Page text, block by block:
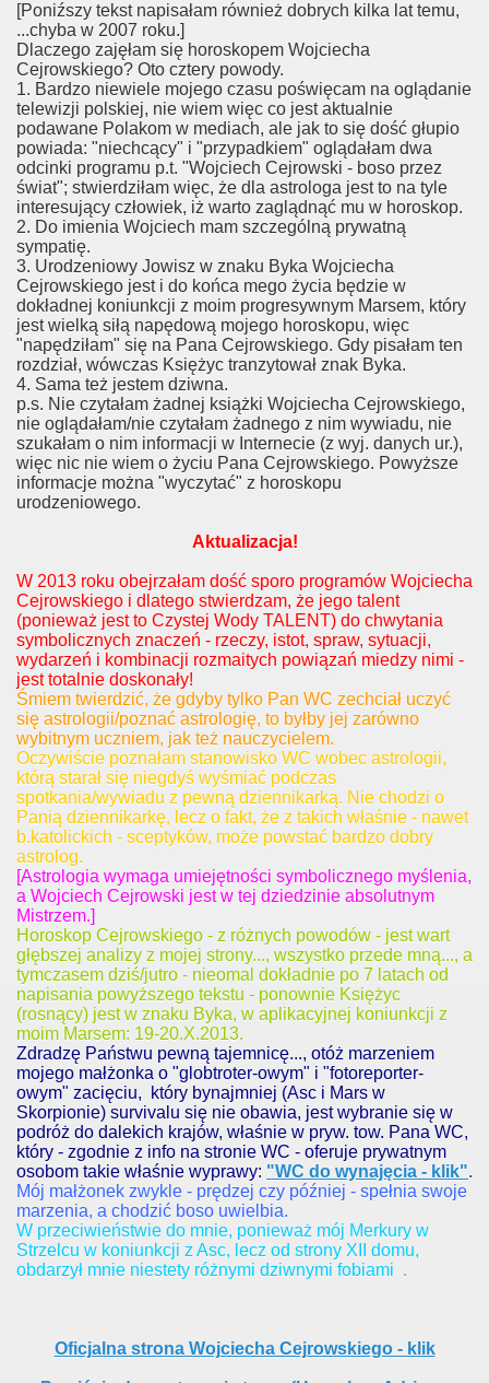
[Poniźszy tekst napisałam również dobrych kilka lat temu,
...chyba w 2007 roku.]
Dlaczego zajęłam się horoskopem Wojciecha
Cejrowskiego? Oto cztery powody.
1. Bardzo niewiele mojego czasu poświęcam na oglądanie
telewizji polskiej, nie wiem więc co jest aktualnie
podawane Polakom w mediach, ale jak to się dość głupio
powiada: "niechcący" i "przypadkiem" oglądałam dwa
odcinki programu p.t. "Wojciech Cejrowski - boso przez
świat"; stwierdziłam więc, że dla astrologa jest to na tyle
interesujący człowiek, iż warto zaglądnąć mu w horoskop.
2. Do imienia Wojciech mam szczególną prywatną
sympatię.
3. Urodzeniowy Jowisz w znaku Byka Wojciecha
Cejrowskiego jest i do końca mego życia będzie w
dokładnej koniunkcji z moim progresywnym Marsem, który
jest wielką siłą napędową mojego horoskopu, więc
"napędziłam" się na Pana Cejrowskiego. Gdy pisałam ten
rozdział, wówczas Księżyc tranzytował znak Byka.
4. Sama też jestem dziwna.
p.s. Nie czytałam żadnej książki Wojciecha Cejrowskiego,
nie oglądałam/nie czytałam żadnego z nim wywiadu, nie
szukałam o nim informacji w Internecie (z wyj. danych ur.),
więc nic nie wiem o życiu Pana Cejrowskiego. Powyższe
informacje można "wyczytać" z horoskopu
urodzeniowego.
Aktualizacja!
W 2013 roku obejrzałam dość sporo programów Wojciecha
Cejrowskiego i dlatego stwierdzam, że jego talent
(ponieważ jest to Czystej Wody TALENT) do chwytania
symbolicznych znaczeń - rzeczy, istot, spraw, sytuacji,
wydarzeń i kombinacji rozmaitych powiązań miedzy nimi -
jest totalnie doskonały!
Śmiem twierdzić, że gdyby tylko Pan WC zechciał uczyć
się astrologii/poznać astrologię, to byłby jej zarówno
wybitnym uczniem, jak też nauczycielem.
Oczywiście poznałam stanowisko WC wobec astrologii,
którą starał się niegdyś wyśmiać podczas
spotkania/wywiadu z pewną dziennikarką. Nie chodzi o
Panią dziennikarkę, lecz o fakt, że z takich właśnie - nawet
b.katolickich - sceptyków, może powstać bardzo dobry
astrolog.
[Astrologia wymaga umiejętności symbolicznego myślenia,
a Wojciech Cejrowski jest w tej dziedzinie absolutnym
Mistrzem.]
Horoskop Cejrowskiego - z różnych powodów - jest wart
głębszej analizy z mojej strony..., wszystko przede mną..., a
tymczasem dziś/jutro - nieomal dokładnie po 7 latach od
napisania powyższego tekstu - ponownie Księżyc
(rosnący) jest w znaku Byka, w aplikacyjnej koniunkcji z
moim Marsem: 19-20.X.2013.
Zdradzę Państwu pewną tajemnicę..., otóż marzeniem
mojego małżonka o "globtroter-owym" i "fotoreporter-
owym" zacięciu, który bynajmniej (Asc i Mars w
Skorpionie) survivalu się nie obawia, jest wybranie się w
podróż do dalekich krajów, właśnie w pryw. tow. Pana WC,
który - zgodnie z info na stronie WC - oferuje prywatnym
osobom takie właśnie wyprawy: "WC do wynajęcia - klik".
Mój małżonek zwykle - prędzej czy później - spełnia swoje
marzenia, a chodzić boso uwielbia.
W przeciwieństwie do mnie, ponieważ mój Merkury w
Strzelcu w koniunkcji z Asc, lecz od strony XII domu,
obdarzył mnie niestety różnymi dziwnymi fobiami .
Oficjalna strona Wojciecha Cejrowskiego - klik